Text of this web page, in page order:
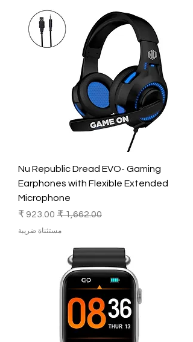
Nu Republic Dread EVO- Gaming
Earphones with Flexible Extended
Microphone
سعر عادي
سعر البيع
مستثناة ضريبة